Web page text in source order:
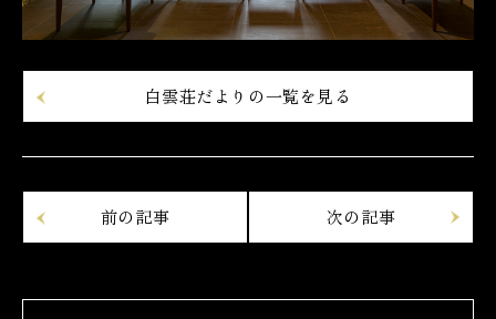
白雲荘だよりの一覧を見る